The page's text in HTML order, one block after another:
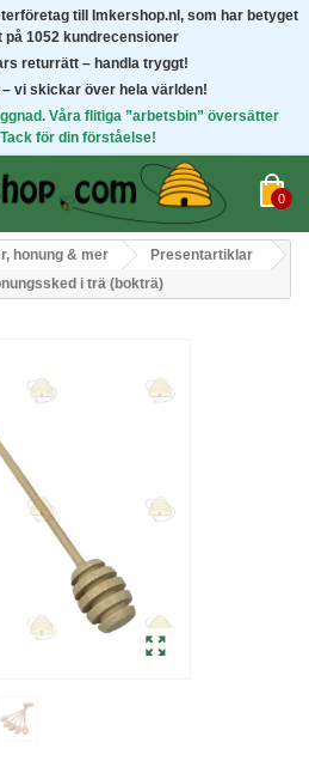
till Imkershop.nl, som har betyget
på 1052 kundrecensioner
returrätt – handla tryggt!
– vi skickar över hela världen!
Våra flitiga ”arbetsbin” översätter
för din förståelse!
0
honung & mer
Presentartiklar
i trä (bokträ)